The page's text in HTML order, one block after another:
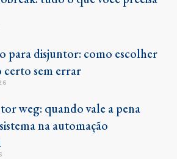
para disjuntor: como escolher
certo sem errar
weg: quando vale a pena
na automação